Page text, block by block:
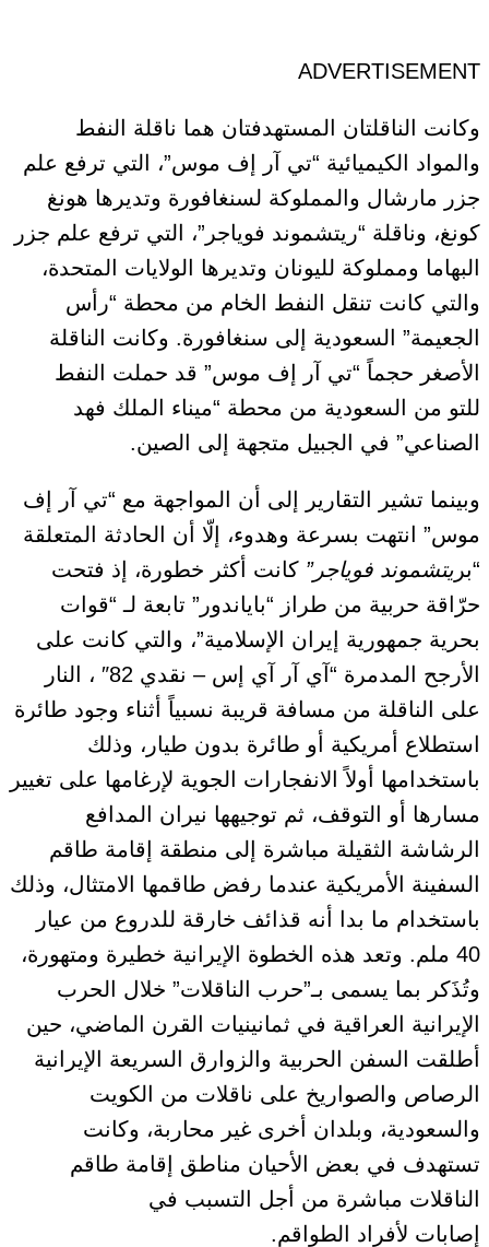
ADVERTISEMENT
وكانت الناقلتان المستهدفتان هما ناقلة النفط
والمواد الكيميائية “تي آر إف موس”، التي ترفع علم
جزر مارشال والمملوكة لسنغافورة وتديرها هونغ
كونغ، وناقلة “ريتشموند فوياجر”، التي ترفع علم جزر
البهاما ومملوكة لليونان وتديرها الولايات المتحدة،
والتي كانت تنقل النفط الخام من محطة “رأس
الجعيمة” السعودية إلى سنغافورة. وكانت الناقلة
الأصغر حجماً “تي آر إف موس” قد حملت النفط
للتو من السعودية من محطة “ميناء الملك فهد
الصناعي” في الجبيل متجهة إلى الصين.
وبينما تشير التقارير إلى أن المواجهة مع “تي آر إف
موس” انتهت بسرعة وهدوء، إلّا أن الحادثة المتعلقة
“بر يتشموند فوياجر” كانت أكثر خطورة، إذ فتحت
حرّاقة حربية من طراز “باياندور” تابعة لـ “قوات
بحرية جمهورية إيران الإسلامية”، والتي كانت على
الأرجح المدمرة “آي آر آي إس – نقدي 82″ ، النار
على الناقلة من مسافة قريبة نسبياً أثناء وجود طائرة
استطلاع أمريكية أو طائرة بدون طيار، وذلك
باستخدامها أولاً الانفجارات الجوية لإرغامها على تغيير
مسارها أو التوقف، ثم توجيهها نيران المدافع
الرشاشة الثقيلة مباشرة إلى منطقة إقامة طاقم
السفينة الأمريكية عندما رفض طاقمها الامتثال، وذلك
باستخدام ما بدا أنه قذائف خارقة للدروع من عيار
40 ملم. وتعد هذه الخطوة الإيرانية خطيرة ومتهورة،
وتُذَكر بما يسمى بـ”حرب الناقلات” خلال الحرب
الإيرانية العراقية في ثمانينيات القرن الماضي، حين
أطلقت السفن الحربية والزوارق السريعة الإيرانية
الرصاص والصواريخ على ناقلات من الكويت
والسعودية، وبلدان أخرى غير محاربة، وكانت
تستهدف في بعض الأحيان مناطق إقامة طاقم
الناقلات مباشرة من أجل التسبب في
إصابات لأفراد الطواقم.